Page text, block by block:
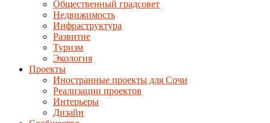
Общественный градсовет
Недвижимость
Инфраструктура
Развитие
Туризм
Экология
Проекты
Иностранные проекты для Сочи
Реализации проектов
Интерьеры
Дизайн